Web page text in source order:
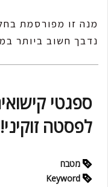
מנה זו מפורסמת
נדבך חשוב ביותר
ספגטי
לפסטה זוקיני!
מטבח
Keyword